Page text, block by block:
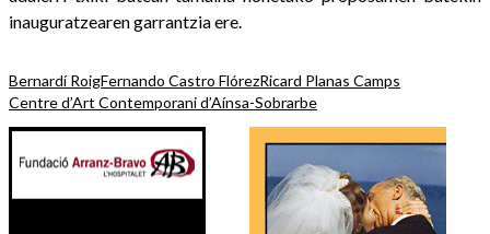
inauguratzearen garrantzia ere.
Bernardí RoigFernando Castro FlórezRicard Planas Camps
Centre d’Art Contemporani d’Aínsa-Sobrarbe